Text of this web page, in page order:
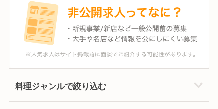
料理ジャンルで絞り込む